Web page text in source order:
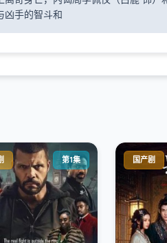
凶手的智斗和
第1集 国产剧